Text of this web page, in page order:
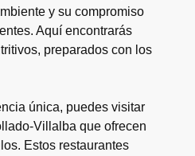
y su compromiso
Aquí encontrarás
preparados con los
única, puedes visitar
Villalba que ofrecen
Estos restaurantes